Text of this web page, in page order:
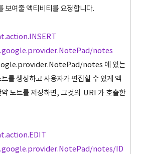
보여줄 액티비티를 요청합니다.
notes
notes 에 있는
를 생성하고 사용자가 편집할 수 있게 액
약 노트를 저장하면, 그것의 URI 가 호출한
notes/ID